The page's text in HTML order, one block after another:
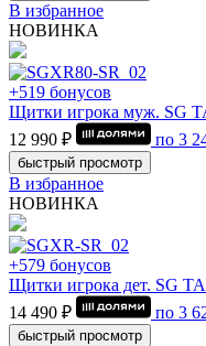
В избранное
НОВИНКА
+519 бонусов
Щитки игрока муж. SG
12 990 ₽
по 3
быстрый просмотр
В избранное
НОВИНКА
+579 бонусов
Щитки игрока дет. SG
14 490 ₽
по 3
быстрый просмотр